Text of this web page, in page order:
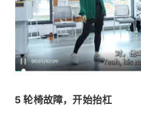
5 轮椅故障，开始抬杠